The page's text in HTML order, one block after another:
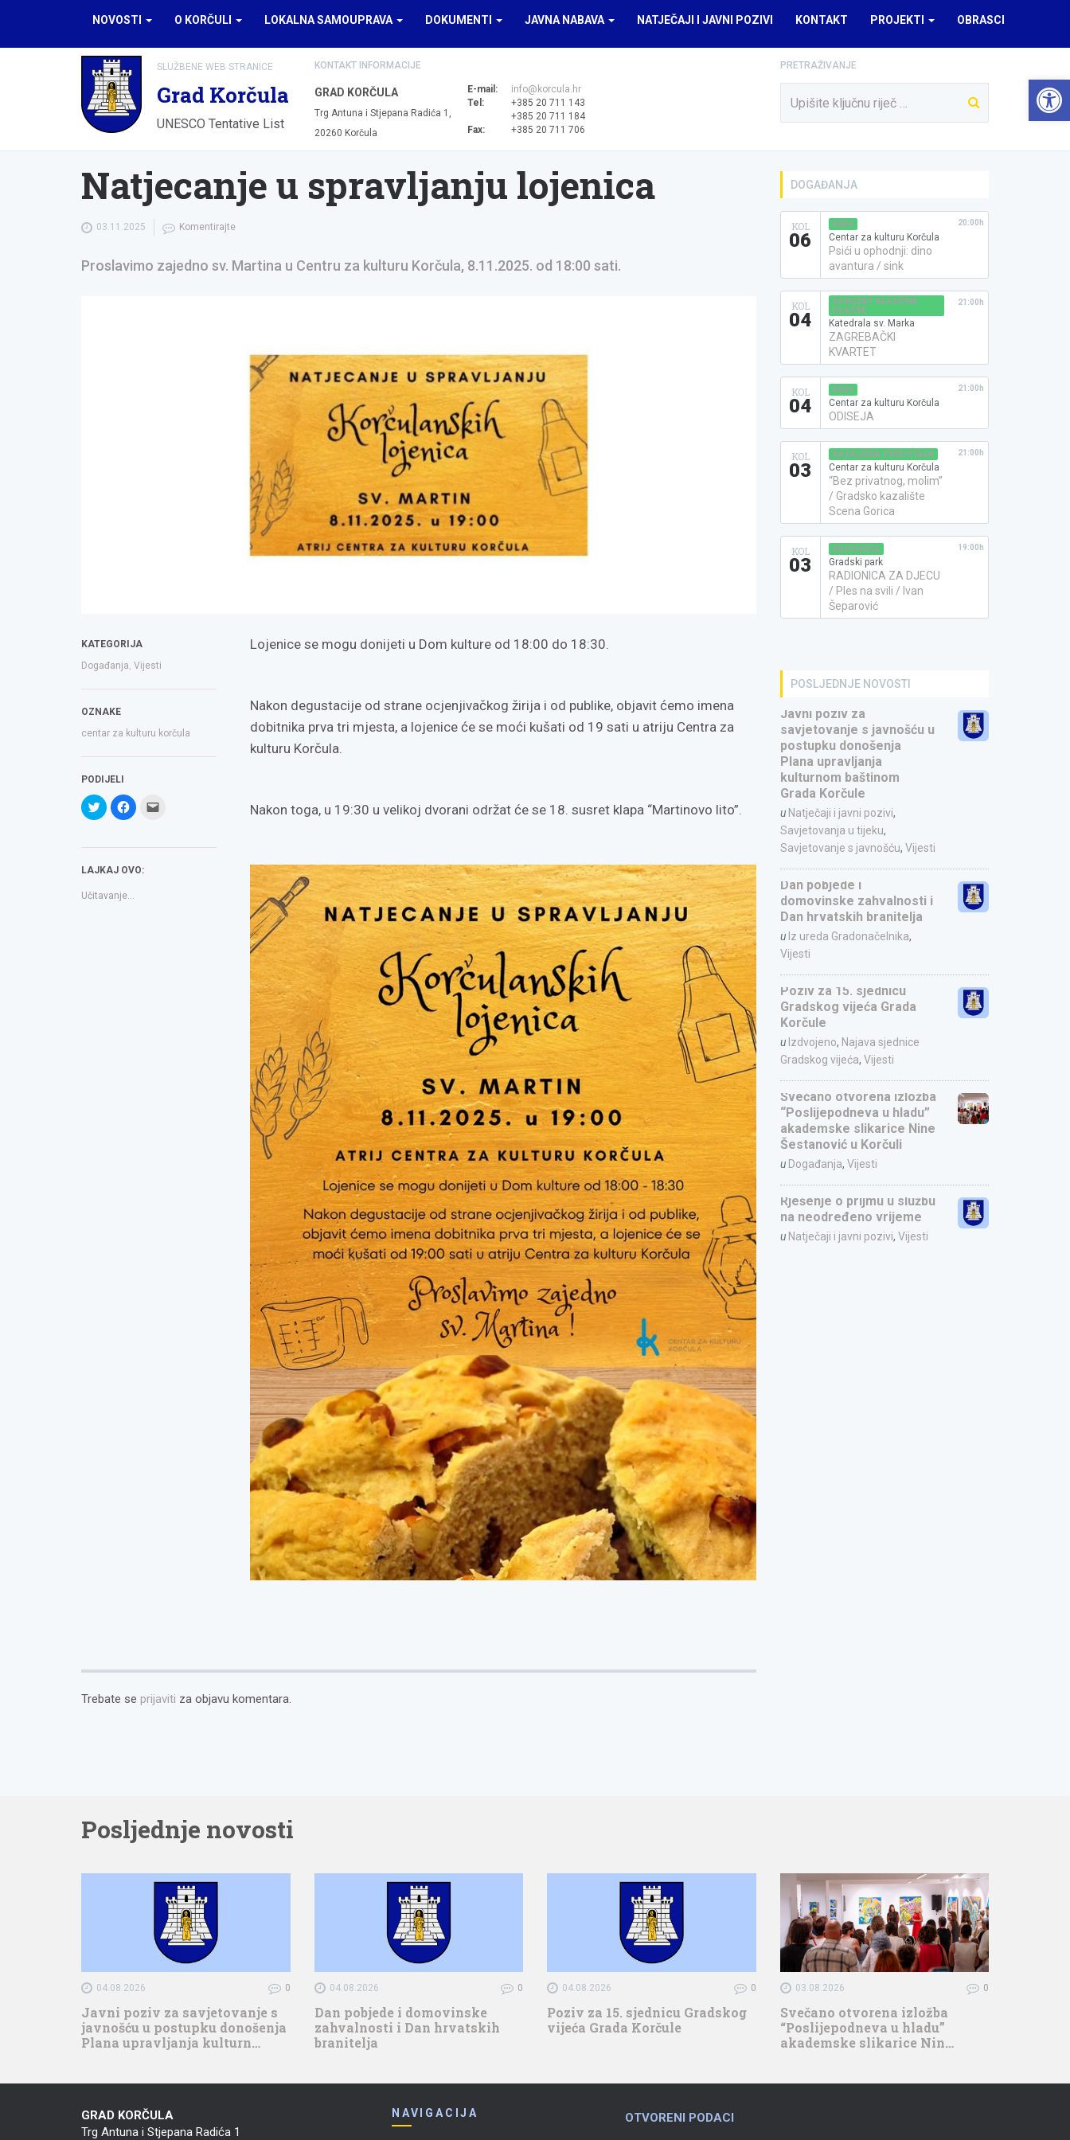
NOVOSTI O KORČULI LOKALNA SAMOUPRAVA DOKUMENTI JAVNA NABAVA NATJEČAJI I JAVNI POZIVI KONTAKT PROJEKTI OBRASCI
SLUŽBENE WEB STRANICE
Grad Korčula
UNESCO Tentative List
KONTAKT INFORMACIJE
GRAD KORČULA
Trg Antuna i Stjepana Radića 1,
20260 Korčula
E-mail:
info@korcula.hr
Tel:
+385 20 711 143
+385 20 711 184
Fax:
+385 20 711 706
PRETRAŽIVANJE
Natjecanje u spravljanju lojenica
03.11.2025 Komentirajte
Proslavimo zajedno sv. Martina u Centru za kulturu Korčula, 8.11.2025. od 18:00 sati.
Lojenice se mogu donijeti u Dom kulture od 18:00 do 18:30.
Nakon degustacije od strane ocjenjivačkog žirija i od publike, objavit ćemo imena
dobitnika prva tri mjesta, a lojenice će se moći kušati od 19 sati u atriju Centra za
kulturu Korčula.
Nakon toga, u 19:30 u velikoj dvorani održat će se 18. susret klapa “Martinovo lito”.
KATEGORIJA
Događanja, Vijesti
OZNAKE
centar za kulturu korčula
PODIJELI
Podijeli
na
Twitteru
u
prozoru)
Klikom
podijelite
u
prozoru)
to
LAJKAJ OVO:
Učitavanje...
Trebate se prijaviti za objavu komentara.
DOGAĐANJA
KOL
06
KINO
Centar za kulturu Korčula
Psići u ophodnji: dino
avantura / sink
20:00h
KOL
04
KONCERT KLASIČNE
GLAZBE
Katedrala sv. Marka
ZAGREBAČKI
KVARTET
21:00h
KOL
04
KINO
Centar za kulturu Korčula
ODISEJA
21:00h
KOL
03
KAZALIŠNA PREDSTAVA
Centar za kulturu Korčula
“Bez privatnog, molim”
/ Gradsko kazalište
Scena Gorica
21:00h
KOL
03
RADIONICA
Gradski park
RADIONICA ZA DJECU
/ Ples na svili / Ivan
Šeparović
19:00h
POSLJEDNJE NOVOSTI
Javni poziv za
savjetovanje s javnošću u
postupku donošenja
Plana upravljanja
kulturnom baštinom
Grada Korčule
u Natječaji i javni pozivi,
Savjetovanja u tijeku,
Savjetovanje s javnošću, Vijesti
Dan pobjede i
domovinske zahvalnosti i
Dan hrvatskih branitelja
u Iz ureda Gradonačelnika,
Vijesti
Poziv za 15. sjednicu
Gradskog vijeća Grada
Korčule
u Izdvojeno, Najava sjednice
Gradskog vijeća, Vijesti
Svečano otvorena izložba
“Poslijepodneva u hladu”
akademske slikarice Nine
Šestanović u Korčuli
u Događanja, Vijesti
Rješenje o prijmu u službu
na neodređeno vrijeme
u Natječaji i javni pozivi, Vijesti
Posljednje novosti
04.08.2026 0
Javni poziv za savjetovanje s
javnošću u postupku donošenja
Plana upravljanja kulturn…
04.08.2026 0
Dan pobjede i domovinske
zahvalnosti i Dan hrvatskih
branitelja
04.08.2026 0
Poziv za 15. sjednicu Gradskog
vijeća Grada Korčule
03.08.2026 0
Svečano otvorena izložba
“Poslijepodneva u hladu”
akademske slikarice Nin…
GRAD KORČULA
Trg Antuna i Stjepana Radića 1
NAVIGACIJA OTVORENI PODACI